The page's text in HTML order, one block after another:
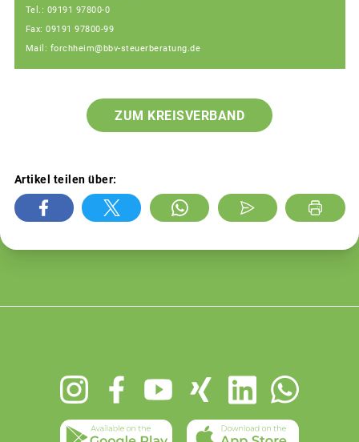
Tel.: 09191 97800-0
Fax: 09191 97800-99
Mail: forchheim@bbv-steuerberatung.de
ZUM KREISVERBAND
Artikel teilen über: